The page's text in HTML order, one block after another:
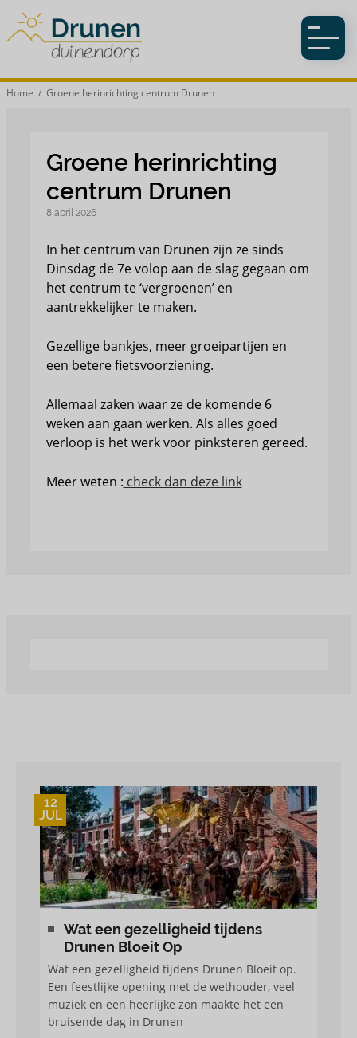
Home / Groene herinrichting centrum Drunen
Groene herinrichting
centrum Drunen
8 april 2026
In het centrum van Drunen zijn ze sinds
Dinsdag de 7e volop aan de slag gegaan om
het centrum te ‘vergroenen’ en
aantrekkelijker te maken.
Gezellige bankjes, meer groeipartijen en
een betere fietsvoorziening.
Allemaal zaken waar ze de komende 6
weken aan gaan werken. Als alles goed
verloop is het werk voor pinksteren gereed.
Meer weten : check dan deze link
12
JUL
Wat een gezelligheid tijdens
Drunen Bloeit Op
Wat een gezelligheid tijdens Drunen Bloeit op.
Een feestlijke opening met de wethouder, veel
muziek en een heerlijke zon maakte het een
bruisende dag in Drunen